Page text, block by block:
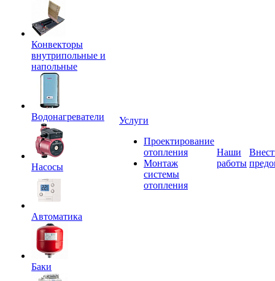
Конвекторы
внутрипольные и
напольные
Водонагреватели
Насосы
Автоматика
Баки
Услуги
Проектирование
отопления
Монтаж
системы
отопления
Наши
работы